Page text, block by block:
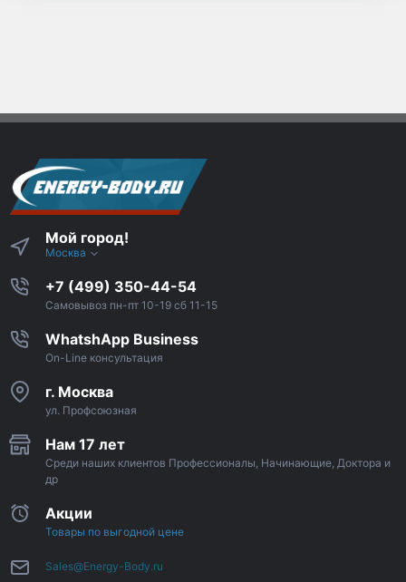
Мой город!
Москва
+7 (499) 350-44-54
Самовывоз пн-пт 10-19 сб 11-15
WhatshApp Business
On-Line консультация
г. Москва
ул. Профсоюзная
Нам 17 лет
Среди наших клиентов Профессионалы, Начинающие, Доктора и
др
Акции
Товары по выгодной цене
Sales@Energy-Body.ru